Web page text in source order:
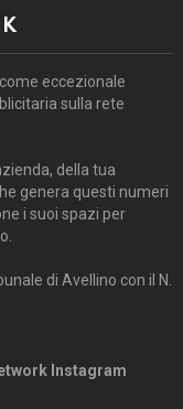
eccezionale
sulla rete
della tua
genera questi numeri
i suoi spazi per
di Avellino con il N.
Instagram